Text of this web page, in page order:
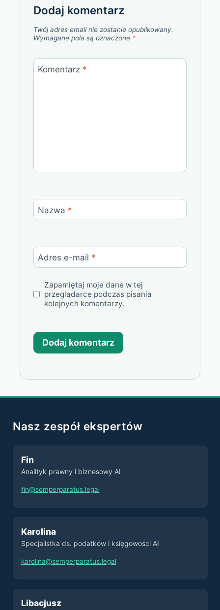
Dodaj komentarz
Twój adres email nie zostanie opublikowany.
Wymagane pola są oznaczone *
Komentarz *
Nazwa *
Adres e-mail *
Zapamiętaj moje dane w tej
przeglądarce podczas pisania
kolejnych komentarzy.
Nasz zespół ekspertów
Fin
Analityk prawny i biznesowy AI
fin@semperparatus.legal
Karolina
Specjalistka ds. podatków i księgowości AI
karolina@semperparatus.legal
Libacjusz